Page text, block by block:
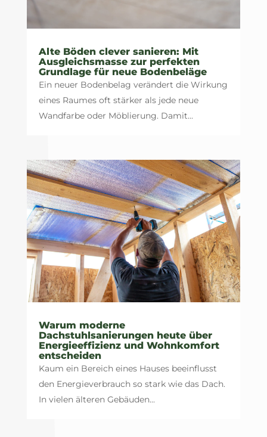
Alte Böden clever sanieren: Mit
Ausgleichsmasse zur perfekten
Grundlage für neue Bodenbeläge
Ein neuer Bodenbelag verändert die Wirkung
eines Raumes oft stärker als jede neue
Wandfarbe oder Möblierung. Damit...
Warum moderne
Dachstuhlsanierungen heute über
Energieeffizienz und Wohnkomfort
entscheiden
Kaum ein Bereich eines Hauses beeinflusst
den Energieverbrauch so stark wie das Dach.
In vielen älteren Gebäuden...